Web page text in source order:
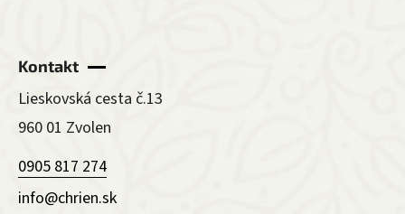
Kontakt
Lieskovská cesta č.13
960 01 Zvolen
0905 817 274
info@chrien.sk